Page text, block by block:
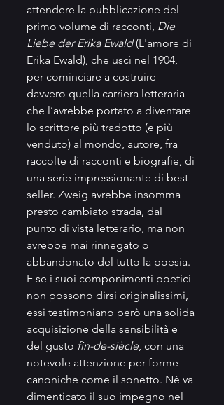
attendere la pubblicazione del
primo volume di racconti, Die
Liebe der Erika Ewald (L'amore di
Erika Ewald), che uscì nel 1904,
per cominciare a costruire
davvero quella carriera letteraria
che l’avrebbe portato a diventare
lo scrittore più tradotto (e più
venduto) al mondo, autore, fra
raccolte di racconti e biografie, di
una serie impressionante di best-
seller. Zweig avrebbe insomma
presto cambiato strada, dal
punto di vista letterario, ma non
avrebbe mai rinnegato o
abbandonato del tutto la poesia.
E se i suoi componimenti poetici
non possono dirsi originalissimi,
essi testimoniano però una solida
acquisizione della sensibilità e
del gusto fin-de-siècle, con una
notevole attenzione per forme
canoniche come il sonetto. Né va
dimenticato il suo impegno nel